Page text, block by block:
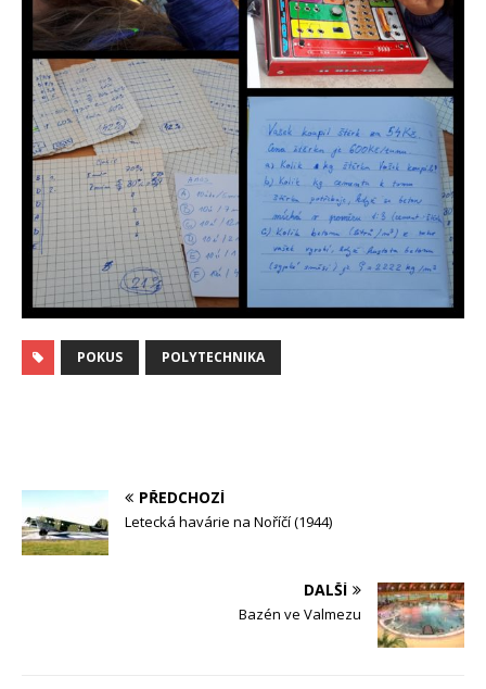
POKUS POLYTECHNIKA
PŘEDCHOZÍ
Letecká havárie na Noříčí (1944)
DALŠÍ
Bazén ve Valmezu